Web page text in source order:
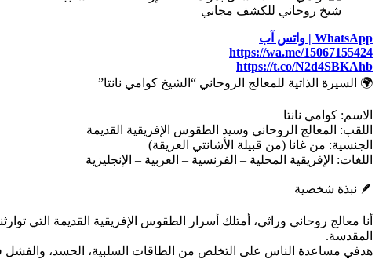
شيخ روحاني للكشف مجاني
WhatsApp | واتس آب
https://wa.me/15067155424
https://t.co/N2d4SBKAhb
🌍 السيرة الذاتية للمعالج الروحاني “الشيخ كوامي نانتا”
الاسم: كوامي نانتا
اللقب: المعالج الروحاني وسيد الطقوس الإفريقية القديمة
الجنسية: من غانا (من قبيلة الأشانتي العريقة)
اللغات: الإفريقية المحلية – الفرنسية – العربية – الإنجليزية
🪶 نبذة شخصية
المقدسة.
هدفي مساعدة الناس على التخلص من الطاقات السلبية، الحسد، والفشل